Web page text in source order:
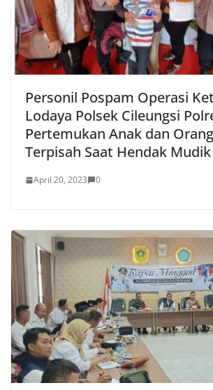
Personil Pospam Operasi
Lodaya Polsek Cileungsi
Pertemukan Anak dan
Terpisah Saat Hendak Mudik
April 20, 2023 0